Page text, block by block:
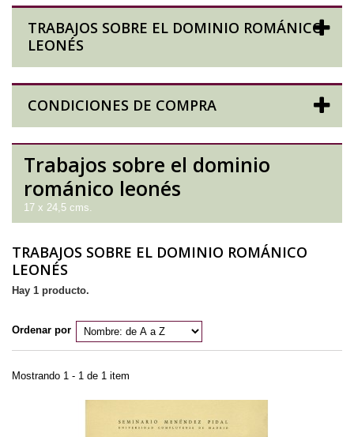
TRABAJOS SOBRE EL DOMINIO ROMÁNICO
LEONÉS
CONDICIONES DE COMPRA
Trabajos sobre el dominio
románico leonés
17 x 24,5 cms.
TRABAJOS SOBRE EL DOMINIO ROMÁNICO
LEONÉS
Hay 1 producto.
Ordenar por
Mostrando 1 - 1 de 1 item